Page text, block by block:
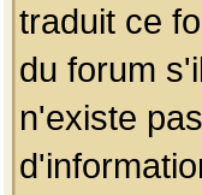
traduit ce
du forum
n'existe